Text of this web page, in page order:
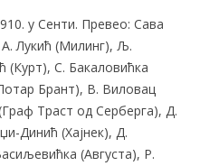
у Сенти. Превео: Сава
Лукић (Милинг), Љ.
(Курт), С. Бакаловићка
Брант), В. Виловац
Траст од Серберга), Д.
Динић (Хајнек), Д.
(Августа), Р.